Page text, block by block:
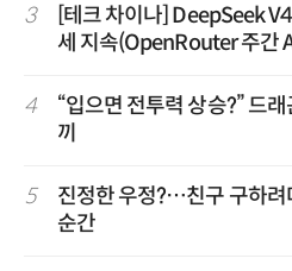
3
[테크 차이나] DeepSeek
세 지속(OpenRouter 주간
4
“입으면 전투력 상승?” 드
끼
5
진정한 우정?…친구 구하려
순간